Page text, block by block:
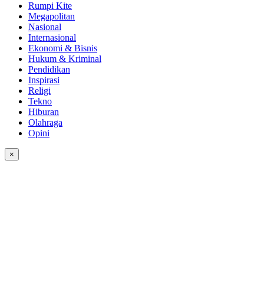
Rumpi Kite
Megapolitan
Nasional
Internasional
Ekonomi & Bisnis
Hukum & Kriminal
Pendidikan
Inspirasi
Religi
Tekno
Hiburan
Olahraga
Opini
×